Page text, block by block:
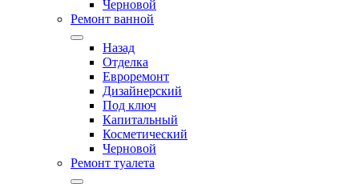
Черновой
Ремонт ванной
Назад
Отделка
Евроремонт
Дизайнерский
Под ключ
Капитальный
Косметический
Черновой
Ремонт туалета